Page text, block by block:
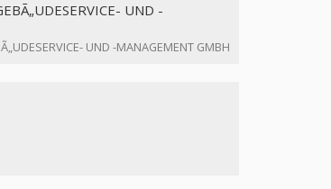
UND -
UND -MANAGEMENT GMBH